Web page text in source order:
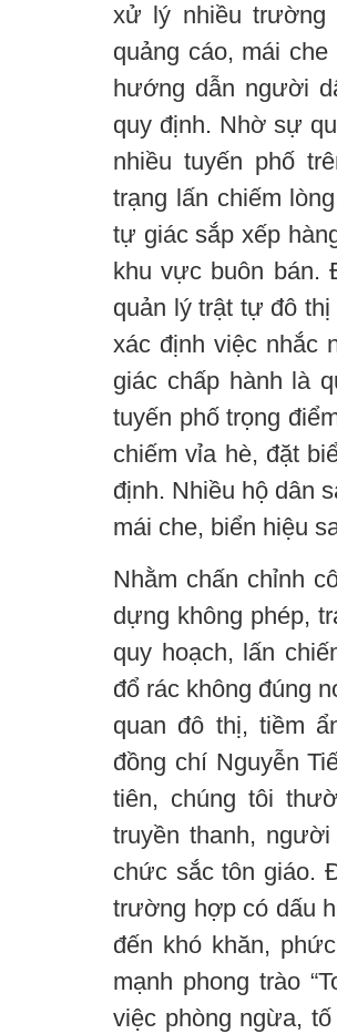
xử lý nhiều trường
quảng cáo, mái
hướng dẫn người
quy định. Nhờ sự
nhiều tuyến phố
trạng lấn chiếm
tự giác sắp xếp
khu vực buôn bán.
quản lý trật tự đô
xác định việc nhắc
giác chấp hành là
tuyến phố trọng
chiếm vỉa hè, đặt
định. Nhiều hộ dân
mái che, biển hiệu
Nhằm chấn chỉnh
dựng không phép,
quy hoạch, lấn
đổ rác không đúng
quan đô thị, tiềm
đồng chí Nguyễn
tiên, chúng tôi
truyền thanh,
chức sắc tôn giáo.
trường hợp có dấu
đến khó khăn,
mạnh phong trào
việc phòng ngừa,